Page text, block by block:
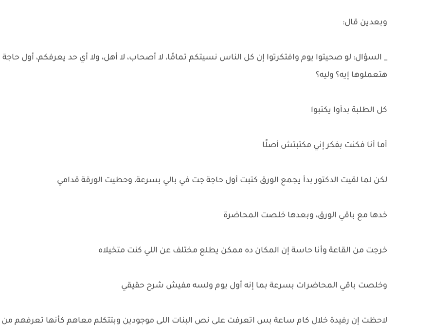
وبعدين قال:
_ السؤال: لو صحيتوا يوم وافتكرتوا إن كل الناس نسيتكم تمامًا، لا أصحاب، لا أهل، ولا أي حد يعرفكم، أول حاجة
هتعملوها إيه؟ وليه؟
كل الطلبة بدأوا يكتبوا
أما أنا فكنت بفكر إني مكتبتش أصلًا
لكن لما لقيت الدكتور بدأ يجمع الورق كتبت أول حاجة جت في بالي بسرعة، وحطيت الورقة قدامي
خدها مع باقي الورق، وبعدها خلصت المحاضرة
خرجت من القاعة وأنا حاسة إن المكان ده ممكن يطلع مختلف عن اللي كنت متخيلاه
وخلصت باقي المحاضرات بسرعة بما إنه أول يوم ولسه مفيش شرح حقيقي
لاحظت إن رفيدة خلال كام ساعة بس اتعرفت على نص البنات اللي موجودين وبتتكلم معاهم كأنها تعرفهم من